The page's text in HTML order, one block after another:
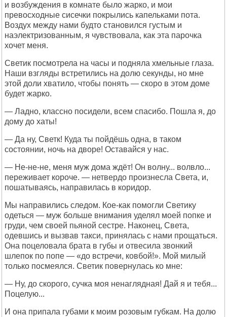
и возбуждения в комнате было жарко, и мои
превосходные сисечки покрылись капельками пота.
Воздух между нами будто становился густым и
наэлектризованным, я чувствовала, как эта парочка
хочет меня.
Светик посмотрела на часы и подняла хмельные глаза.
Наши взгляды встретились на долю секунды, но мне
этой доли хватило, чтобы понять — скоро в этом доме
будет жарко.
— Ладно, классно посидели, всем спасибо. Пошла я, до
дому до хаты!
— Да ну, Светк! Куда ты пойдёшь одна, в таком
состоянии, ночь на дворе! Оставайся у нас.
— Не-не-не, меня муж дома ждёт! Он волну... волвло...
переживает короче. — нетвердо произнесла Света, и,
пошатываясь, направилась в коридор.
Мы направились следом. Кое-как помогли Светику
одеться — муж больше внимания уделял моей попке и
груди, чем своей пьяной сестре. Наконец, Света,
одевшись и вызвав такси, принялась с нами прощаться.
Она поцеловала брата в губы и отвесила звонкий
шлепок по попе — «до встречи, ковбой!». Мой милый
только посмеялся. Светик повернулась ко мне:
— Ну, до скорого, сучка моя ненаглядная! Дай я и тебя...
Поцелую...
И она припала губами к моим розовым губкам. На долю